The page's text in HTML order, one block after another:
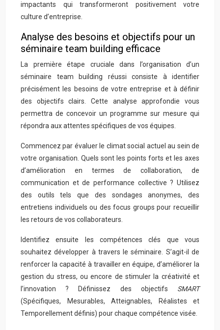
impactants qui transformeront positivement votre
culture d’entreprise.
Analyse des besoins et objectifs pour un
séminaire team building efficace
La première étape cruciale dans l’organisation d’un
séminaire team building réussi consiste à identifier
précisément les besoins de votre entreprise et à définir
des objectifs clairs. Cette analyse approfondie vous
permettra de concevoir un programme sur mesure qui
répondra aux attentes spécifiques de vos équipes.
Commencez par évaluer le climat social actuel au sein de
votre organisation. Quels sont les points forts et les axes
d’amélioration en termes de collaboration, de
communication et de performance collective ? Utilisez
des outils tels que des sondages anonymes, des
entretiens individuels ou des focus groups pour recueillir
les retours de vos collaborateurs.
Identifiez ensuite les compétences clés que vous
souhaitez développer à travers le séminaire. S’agit-il de
renforcer la capacité à travailler en équipe, d’améliorer la
gestion du stress, ou encore de stimuler la créativité et
l’innovation ? Définissez des objectifs SMART
(Spécifiques, Mesurables, Atteignables, Réalistes et
Temporellement définis) pour chaque compétence visée.